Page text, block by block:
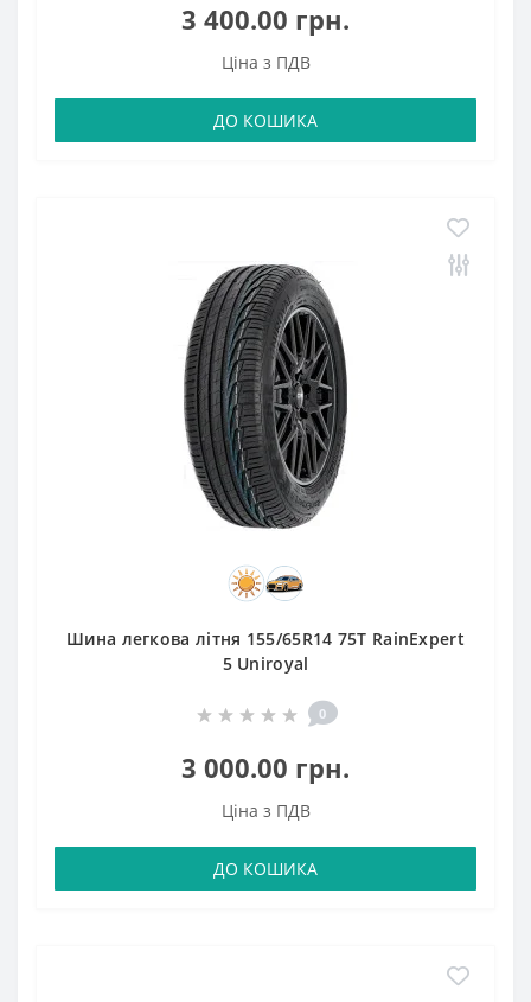
3 400.00 грн.
Ціна з ПДВ
ДО КОШИКА
Шина легкова літня 155/65R14 75T RainExpert
5 Uniroyal
0
3 000.00 грн.
Ціна з ПДВ
ДО КОШИКА